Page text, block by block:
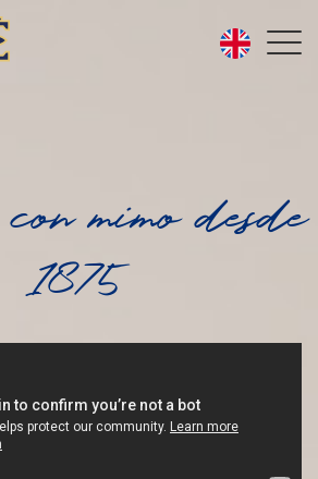
mimo desde
1875